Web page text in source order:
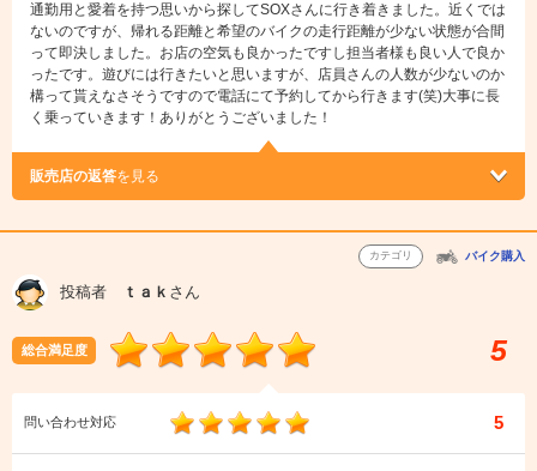
通勤用と愛着を持つ思いから探してSOXさんに行き着きました。近くでは
ないのですが、帰れる距離と希望のバイクの走行距離が少ない状態が合間
って即決しました。お店の空気も良かったですし担当者様も良い人で良か
ったです。遊びには行きたいと思いますが、店員さんの人数が少ないのか
構って貰えなさそうですので電話にて予約してから行きます(笑)大事に長
く乗っていきます！ありがとうございました！
販売店の返答を見る
カテゴリ バイク購入
投稿者 ｔａｋ さん
総合満足度 5
問い合わせ対応 5